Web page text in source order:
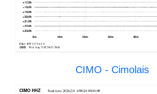
CIMO - Cimolais